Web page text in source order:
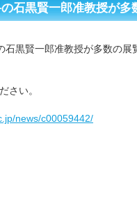
石黒賢一郎准教授が多
石黒賢一郎准教授が多数の展
さい。
news/c00059442/